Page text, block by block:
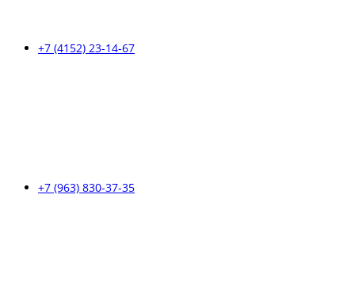
+7 (4152) 23-14-67
+7 (963) 830-37-35